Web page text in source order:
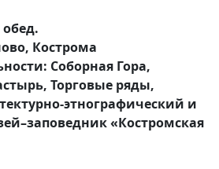
Кострома
Соборная Гора,
Торговые ряды,
этнографический и
«Костромская